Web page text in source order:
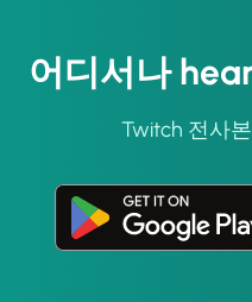
어디서나
Twitch 전사